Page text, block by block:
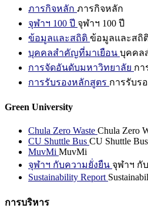
ภารกิจหลัก ภารกิจหลัก
จุฬาฯ 100 ปี จุฬาฯ 100 ปี
ข้อมูลและสถิติ ข้อมูลและสถิ
บุคคลสำคัญที่มาเยือน บุคคล
การจัดอันดับมหาวิทยาลัย กา
การรับรองหลักสูตร การรับร
Green University
Chula Zero Waste Chula Zero
CU Shuttle Bus CU Shuttle Bus
MuvMi MuvMi
จุฬาฯ กับความยั่งยืน จุฬาฯ กั
Sustainability Report
การบริหาร